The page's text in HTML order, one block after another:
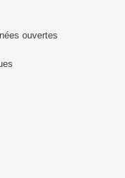
ouvertes